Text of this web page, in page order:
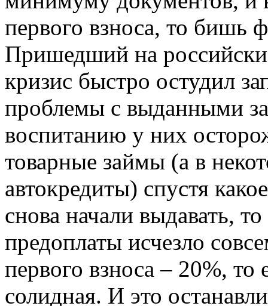
первого взноса, то бишь
Пришедший на
кризис быстро остудил
проблемы с выданными
воспитанию у них
товарные займы (а в
автокредиты) спустя
снова начали выдавать,
предоплаты исчезло
первого взноса – 20%, то
солидная. И это